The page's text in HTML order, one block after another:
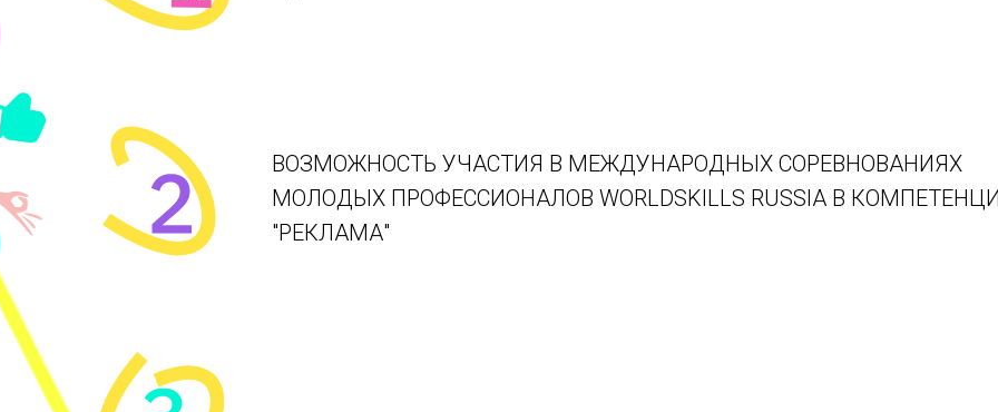
ВОЗМОЖНОСТЬ УЧАСТИЯ В МЕЖДУНАРОДНЫХ СОРЕВНОВАНИЯХ
МОЛОДЫХ ПРОФЕССИОНАЛОВ WORLDSKILLS RUSSIA В
"РЕКЛАМА"